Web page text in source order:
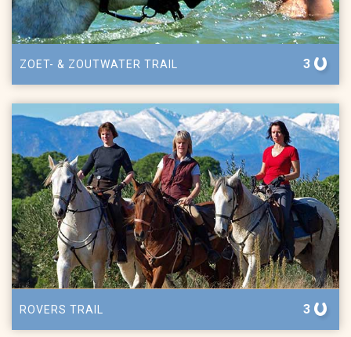
ZOET- & ZOUTWATER TRAIL 3
ROVERS TRAIL 3